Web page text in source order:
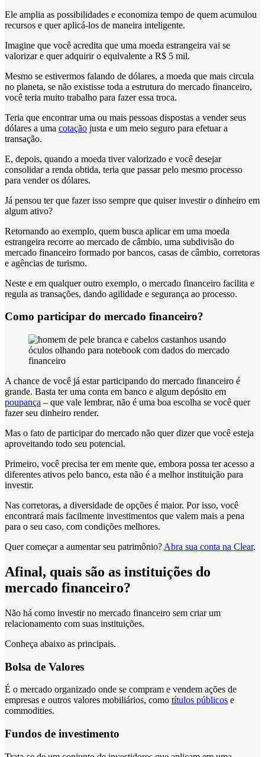
Ele amplia as possibilidades e economiza tempo de quem acumulou
recursos e quer aplicá-los de maneira inteligente.
Imagine que você acredita que uma moeda estrangeira vai se
valorizar e quer adquirir o equivalente a R$ 5 mil.
Mesmo se estivermos falando de dólares, a moeda que mais circula
no planeta, se não existisse toda a estrutura do mercado financeiro,
você teria muito trabalho para fazer essa troca.
Teria que encontrar uma ou mais pessoas dispostas a vender seus
dólares a uma cotação justa e um meio seguro para efetuar a
transação.
E, depois, quando a moeda tiver valorizado e você desejar
consolidar a renda obtida, teria que passar pelo mesmo processo
para vender os dólares.
Já pensou ter que fazer isso sempre que quiser investir o dinheiro em
algum ativo?
Retornando ao exemplo, quem busca aplicar em uma moeda
estrangeira recorre ao mercado de câmbio, uma subdivisão do
mercado financeiro formado por bancos, casas de câmbio, corretoras
e agências de turismo.
Neste e em qualquer outro exemplo, o mercado financeiro facilita e
regula as transações, dando agilidade e segurança ao processo.
Como participar do mercado financeiro?
A chance de você já estar participando do mercado financeiro é
grande. Basta ter uma conta em banco e algum depósito em
poupança – que vale lembrar, não é uma boa escolha se você quer
fazer seu dinheiro render.
Mas o fato de participar do mercado não quer dizer que você esteja
aproveitando todo seu potencial.
Primeiro, você precisa ter em mente que, embora possa ter acesso a
diferentes ativos pelo banco, esta não é a melhor instituição para
investir.
Nas corretoras, a diversidade de opções é maior. Por isso, você
encontrará mais facilmente investimentos que valem mais a pena
para o seu caso, com condições melhores.
Quer começar a aumentar seu patrimônio? Abra sua conta na Clear.
Afinal, quais são as instituições do
mercado financeiro?
Não há como investir no mercado financeiro sem criar um
relacionamento com suas instituições.
Conheça abaixo as principais.
Bolsa de Valores
É o mercado organizado onde se compram e vendem ações de
empresas e outros valores mobiliários, como títulos públicos e
commodities.
Fundos de investimento